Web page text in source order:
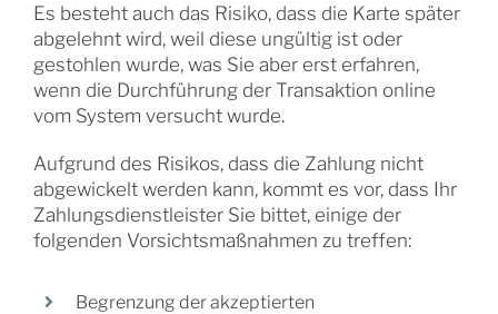
Es besteht auch das Risiko, dass die Karte später
abgelehnt wird, weil diese ungültig ist oder
gestohlen wurde, was Sie aber erst erfahren,
wenn die Durchführung der Transaktion online
vom System versucht wurde.
Aufgrund des Risikos, dass die Zahlung nicht
abgewickelt werden kann, kommt es vor, dass Ihr
Zahlungsdienstleister Sie bittet, einige der
folgenden Vorsichtsmaßnahmen zu treffen:
Begrenzung der akzeptierten